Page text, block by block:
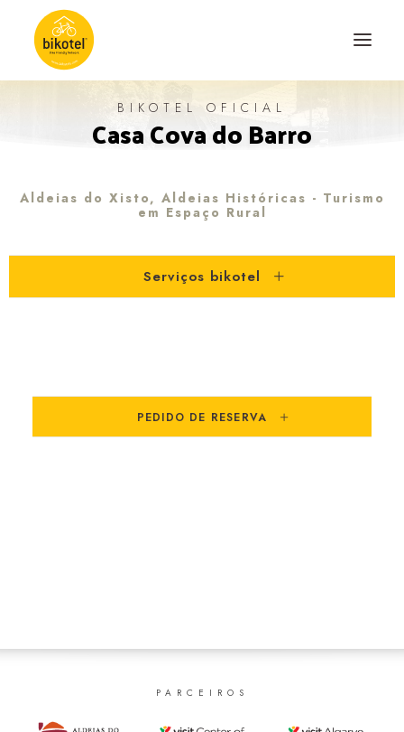
SOBRE NÓS
ALOJAMENTOS
BIKOTEL OFICIAL
Casa Cova do Barro
Aldeias do Xisto, Aldeias Históricas - Turismo
em Espaço Rural
Serviços bikotel
PEDIDO DE RESERVA
PARCEIROS